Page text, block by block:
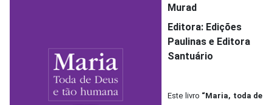
Murad
Editora: Edições
Paulinas e Editora
Santuário
Este livro “Maria, toda de